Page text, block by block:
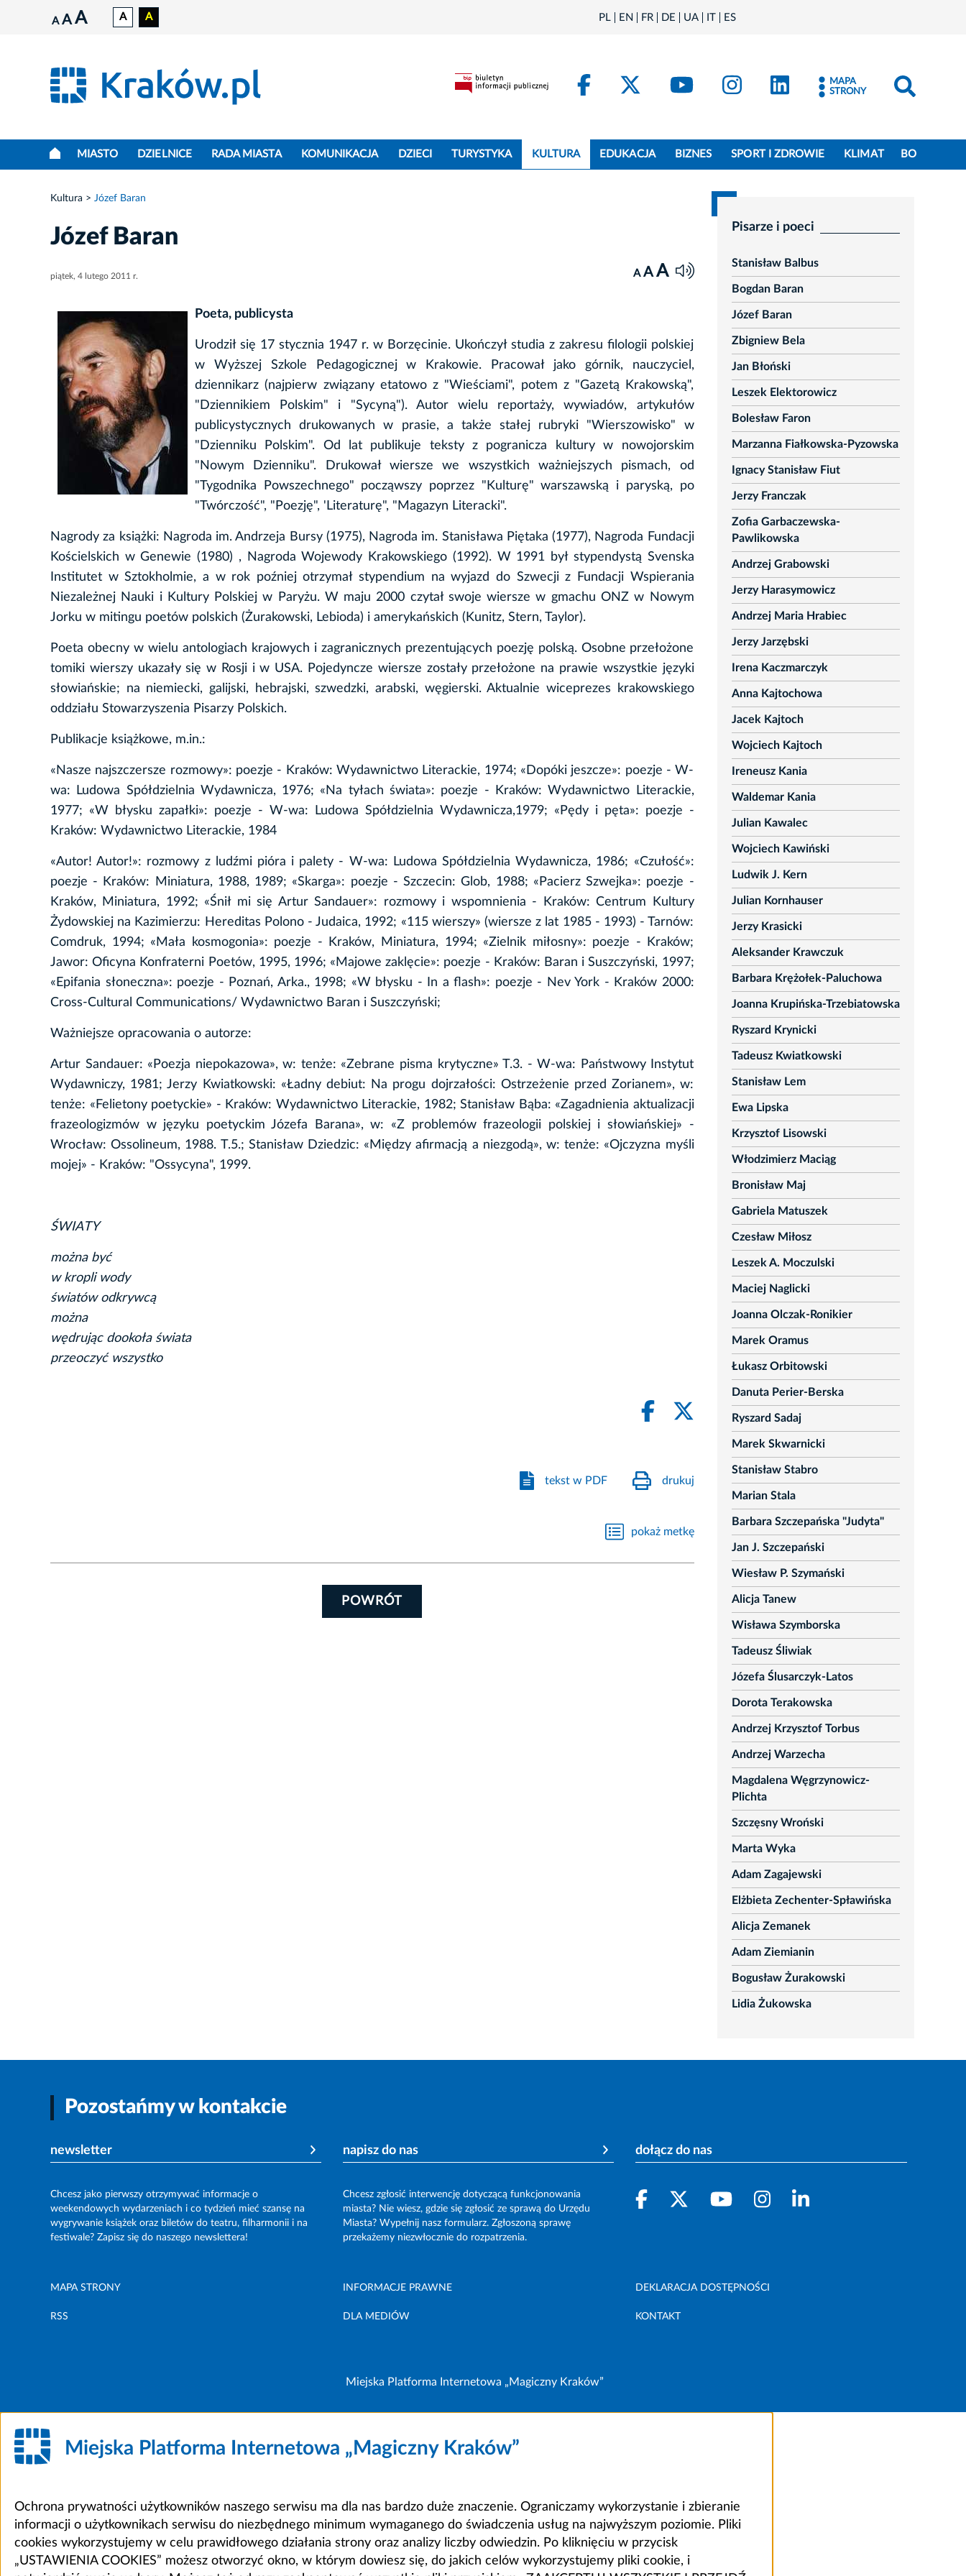
A A A A A PL EN FR DE UA IT ES
FacebookKraków - X
Kraków - YouTube
Kraków - Instagram
Kraków - LinkedIn
MAPA
STRONY
MIASTO DZIELNICE RADA MIASTA KOMUNIKACJA DZIECI TURYSTYKA KULTURA EDUKACJA BIZNES SPORT I ZDROWIE KLIMAT BO
Kultura Józef Baran
Józef Baran
piątek, 4 lutego 2011 r. A A A
Poeta, publicysta
Urodził się 17 stycznia 1947 r. w Borzęcinie. Ukończył studia z zakresu filologii polskiej
w Wyższej Szkole Pedagogicznej w Krakowie. Pracował jako górnik, nauczyciel,
dziennikarz (najpierw związany etatowo z "Wieściami", potem z "Gazetą Krakowską",
"Dziennikiem Polskim" i "Sycyną"). Autor wielu reportaży, wywiadów, artykułów
publicystycznych drukowanych w prasie, a także stałej rubryki "Wierszowisko" w
"Dzienniku Polskim". Od lat publikuje teksty z pogranicza kultury w nowojorskim
"Nowym Dzienniku". Drukował wiersze we wszystkich ważniejszych pismach, od
"Tygodnika Powszechnego" począwszy poprzez "Kulturę" warszawską i paryską, po
"Twórczość", "Poezję", 'Literaturę", "Magazyn Literacki".
Nagrody za książki: Nagroda im. Andrzeja Bursy (1975), Nagroda im. Stanisława Piętaka (1977), Nagroda Fundacji
Kościelskich w Genewie (1980) , Nagroda Wojewody Krakowskiego (1992). W 1991 był stypendystą Svenska
Institutet w Sztokholmie, a w rok poźniej otrzymał stypendium na wyjazd do Szwecji z Fundacji Wspierania
Niezależnej Nauki i Kultury Polskiej w Paryżu. W maju 2000 czytał swoje wiersze w gmachu ONZ w Nowym
Jorku w mitingu poetów polskich (Żurakowski, Lebioda) i amerykańskich (Kunitz, Stern, Taylor).
Poeta obecny w wielu antologiach krajowych i zagranicznych prezentujących poezję polską. Osobne przełożone
tomiki wierszy ukazały się w Rosji i w USA. Pojedyncze wiersze zostały przełożone na prawie wszystkie języki
słowiańskie; na niemiecki, galijski, hebrajski, szwedzki, arabski, węgierski. Aktualnie wiceprezes krakowskiego
oddziału Stowarzyszenia Pisarzy Polskich.
Publikacje książkowe, m.in.:
«Nasze najszczersze rozmowy»: poezje - Kraków: Wydawnictwo Literackie, 1974; «Dopóki jeszcze»: poezje - W-
wa: Ludowa Spółdzielnia Wydawnicza, 1976; «Na tyłach świata»: poezje - Kraków: Wydawnictwo Literackie,
1977; «W błysku zapałki»: poezje - W-wa: Ludowa Spółdzielnia Wydawnicza,1979; «Pędy i pęta»: poezje -
Kraków: Wydawnictwo Literackie, 1984
«Autor! Autor!»: rozmowy z ludźmi pióra i palety - W-wa: Ludowa Spółdzielnia Wydawnicza, 1986; «Czułość»:
poezje - Kraków: Miniatura, 1988, 1989; «Skarga»: poezje - Szczecin: Glob, 1988; «Pacierz Szwejka»: poezje -
Kraków, Miniatura, 1992; «Śnił mi się Artur Sandauer»: rozmowy i wspomnienia - Kraków: Centrum Kultury
Żydowskiej na Kazimierzu: Hereditas Polono - Judaica, 1992; «115 wierszy» (wiersze z lat 1985 - 1993) - Tarnów:
Comdruk, 1994; «Mała kosmogonia»: poezje - Kraków, Miniatura, 1994; «Zielnik miłosny»: poezje - Kraków;
Jawor: Oficyna Konfraterni Poetów, 1995, 1996; «Majowe zaklęcie»: poezje - Kraków: Baran i Suszczyński, 1997;
«Epifania słoneczna»: poezje - Poznań, Arka., 1998; «W błysku - In a flash»: poezje - Nev York - Kraków 2000:
Cross-Cultural Communications/ Wydawnictwo Baran i Suszczyński;
Ważniejsze opracowania o autorze:
Artur Sandauer: «Poezja niepokazowa», w: tenże: «Zebrane pisma krytyczne» T.3. - W-wa: Państwowy Instytut
Wydawniczy, 1981; Jerzy Kwiatkowski: «Ładny debiut: Na progu dojrzałości: Ostrzeżenie przed Zorianem», w:
tenże: «Felietony poetyckie» - Kraków: Wydawnictwo Literackie, 1982; Stanisław Bąba: «Zagadnienia aktualizacji
frazeologizmów w języku poetyckim Józefa Barana», w: «Z problemów frazeologii polskiej i słowiańskiej» -
Wrocław: Ossolineum, 1988. T.5.; Stanisław Dziedzic: «Między afirmacją a niezgodą», w: tenże: «Ojczyzna myśli
mojej» - Kraków: "Ossycyna", 1999.
ŚWIATY
można być
w kropli wody
światów odkrywcą
można
wędrując dookoła świata
przeoczyć wszystko
tekst w PDF drukuj
pokaż metkę
POWRÓT
Pisarze i poeci
Stanisław Balbus
Bogdan Baran
Józef Baran
Zbigniew Bela
Jan Błoński
Leszek Elektorowicz
Bolesław Faron
Marzanna Fiałkowska-Pyzowska
Ignacy Stanisław Fiut
Jerzy Franczak
Zofia Garbaczewska-
Pawlikowska
Andrzej Grabowski
Jerzy Harasymowicz
Andrzej Maria Hrabiec
Jerzy Jarzębski
Irena Kaczmarczyk
Anna Kajtochowa
Jacek Kajtoch
Wojciech Kajtoch
Ireneusz Kania
Waldemar Kania
Julian Kawalec
Wojciech Kawiński
Ludwik J. Kern
Julian Kornhauser
Jerzy Krasicki
Aleksander Krawczuk
Barbara Krężołek-Paluchowa
Joanna Krupińska-Trzebiatowska
Ryszard Krynicki
Tadeusz Kwiatkowski
Stanisław Lem
Ewa Lipska
Krzysztof Lisowski
Włodzimierz Maciąg
Bronisław Maj
Gabriela Matuszek
Czesław Miłosz
Leszek A. Moczulski
Maciej Naglicki
Joanna Olczak-Ronikier
Marek Oramus
Łukasz Orbitowski
Danuta Perier-Berska
Ryszard Sadaj
Marek Skwarnicki
Stanisław Stabro
Marian Stala
Barbara Szczepańska "Judyta"
Jan J. Szczepański
Wiesław P. Szymański
Alicja Tanew
Wisława Szymborska
Tadeusz Śliwiak
Józefa Ślusarczyk-Latos
Dorota Terakowska
Andrzej Krzysztof Torbus
Andrzej Warzecha
Magdalena Węgrzynowicz-
Plichta
Szczęsny Wroński
Marta Wyka
Adam Zagajewski
Elżbieta Zechenter-Spławińska
Alicja Zemanek
Adam Ziemianin
Bogusław Żurakowski
Lidia Żukowska
Pozostańmy w kontakcie
newsletter
Chcesz jako pierwszy otrzymywać informacje o
weekendowych wydarzeniach i co tydzień mieć szansę na
wygrywanie książek oraz biletów do teatru, filharmonii i na
festiwale? Zapisz się do naszego newslettera!
napisz do nas
Chcesz zgłosić interwencję dotyczącą funkcjonowania
miasta? Nie wiesz, gdzie się zgłosić ze sprawą do Urzędu
Miasta? Wypełnij nasz formularz. Zgłoszoną sprawę
przekażemy niezwłocznie do rozpatrzenia.
dołącz do nas
MAPA STRONY INFORMACJE PRAWNE DEKLARACJA DOSTĘPNOŚCI
RSS DLA MEDIÓW KONTAKT
Miejska Platforma Internetowa „Magiczny Kraków”
Miejska Platforma Internetowa „Magiczny Kraków”
Ochrona prywatności użytkowników naszego serwisu ma dla nas bardzo duże znaczenie. Ograniczamy wykorzystanie i zbieranie
informacji o użytkownikach serwisu do niezbędnego minimum wymaganego do świadczenia usług na najwyższym poziomie. Pliki
cookies wykorzystujemy w celu prawidłowego działania strony oraz analizy liczby odwiedzin. Po kliknięciu w przycisk
„USTAWIENIA COOKIES” możesz otworzyć okno, w którym dowiesz się, do jakich celów wykorzystujemy pliki cookie, i